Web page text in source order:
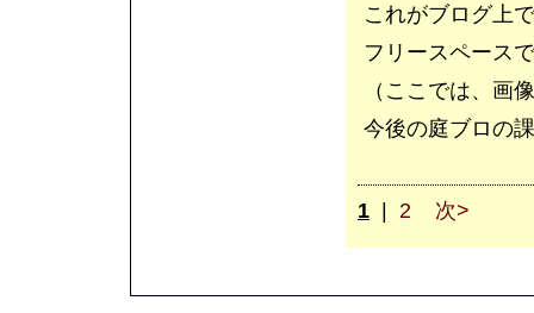
これがブログ上
フリースペース
（ここでは、画
今後の庭ブロの
1 | 2 次>